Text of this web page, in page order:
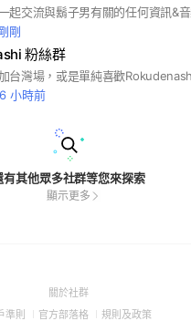
剛
粉絲群
小時前
有其他眾多社群等您來探索
顯示更多
關於社群(Open
準則 (Open
官方部落格 (Open
規則及政策(Open